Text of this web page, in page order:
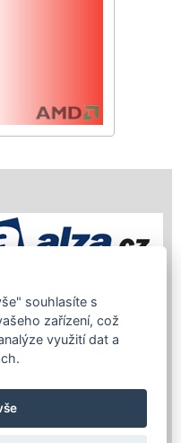
souhlasíte s
zařízení, což
využití dat a